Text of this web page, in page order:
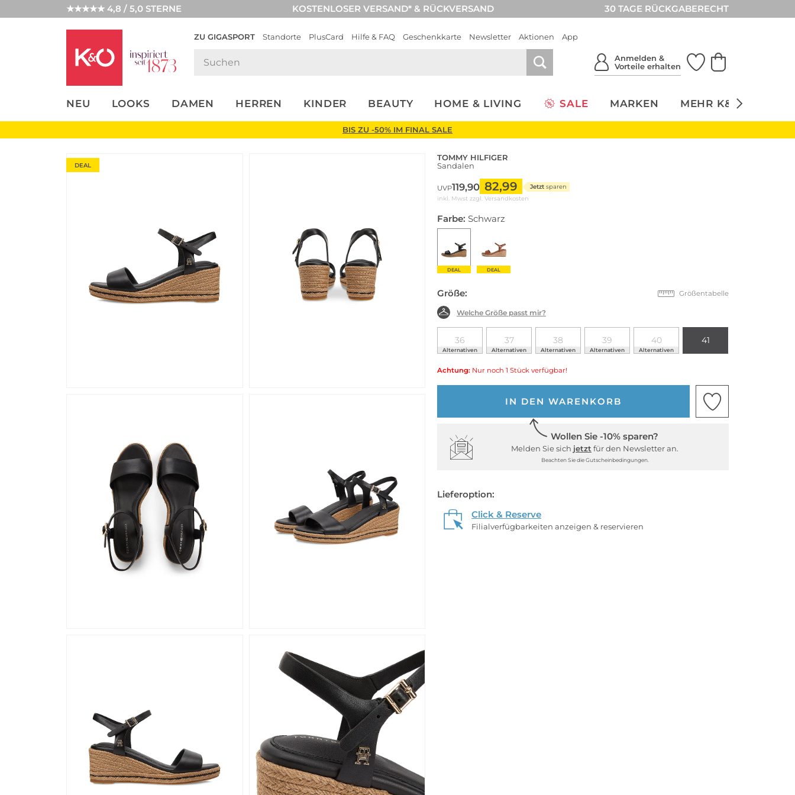
★★★★★ 4,8 / 5,0 STERNE KOSTENLOSER VERSAND* & RÜCKVERSAND 30 TAGE RÜCKGABERECHT
ZU GIGASPORT Standorte PlusCard Hilfe & FAQ Geschenkkarte Newsletter Aktionen App
Anmelden &
Vorteile erhalten
NEU LOOKS DAMEN HERREN KINDER BEAUTY HOME & LIVING SALE MARKEN MEHR K&Ö
UNSERE APP
CLICK &
BIS ZU -50% IM FINAL SALE
DEAL
TOMMY HILFIGER
Sandalen
UVP119,90 82,99 Jetzt sparen
inkl. Mwst zzgl. Versandkosten
Farbe: Schwarz
DEAL DEAL
Größe: Größentabelle
Welche Größe passt mir?
36
Alternativen
37
Alternativen
38
Alternativen
39
Alternativen
40
Alternativen
41
Achtung: Nur noch 1 Stück verfügbar!
IN DEN WARENKORB
Wollen Sie -10% sparen?
Melden Sie sich jetzt für den Newsletter an.
Beachten Sie die Gutscheinbedingungen.
Lieferoption:
Click & Reserve
Filialverfügbarkeiten anzeigen & reservieren